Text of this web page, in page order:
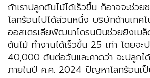
ถ้าเราปลูกต้นไม้ได้เร็วขึ้น ก็อาจจะช่วย
โลกร้อนไปได้ส่วนหนึ่ง บริษัทด้านเทคโ
ออสเตรเลียพัฒนาโดรนบินช่วยยิงเม
ต้นไม้ ทำงานได้เร็วขึ้น 25 เท่า โดยจ
40,000 ต้นต่อวันและคาดว่า จะปลูกไ
ภายในปี ค.ศ. 2024 ปัญหาโลกร้อนเ